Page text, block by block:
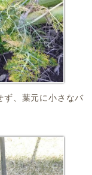
ず、葉元に小さなバ